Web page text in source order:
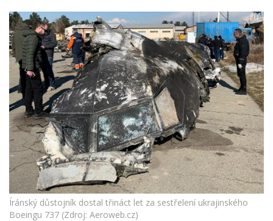
Íránský důstojník dostal třináct let za sestřelení ukrajinského
Boeingu 737 (Zdroj: Aeroweb.cz)